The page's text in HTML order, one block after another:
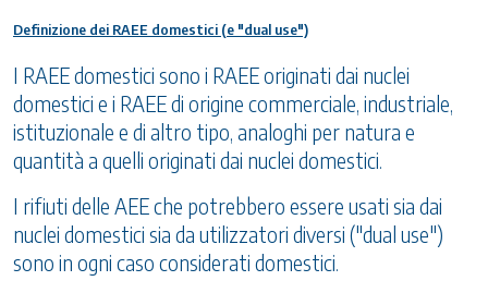
Definizione dei RAEE domestici (e "dual use")
I RAEE domestici sono i RAEE originati dai nuclei
domestici e i RAEE di origine commerciale, industriale,
istituzionale e di altro tipo, analoghi per natura e
quantità a quelli originati dai nuclei domestici.
I rifiuti delle AEE che potrebbero essere usati sia dai
nuclei domestici sia da utilizzatori diversi ("dual use")
sono in ogni caso considerati domestici.